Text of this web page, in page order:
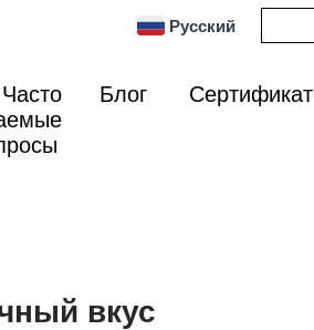
Русский
Часто
Блог Сертификат
вкус